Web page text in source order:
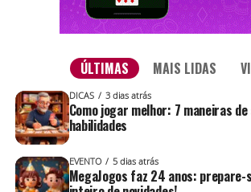
ÚLTIMAS MAIS LIDAS
DICAS 3 dias atrás
Como jogar melhor: 7 maneiras
habilidades
EVENTO 5 dias atrás
MegaJogos faz 24 anos: prepare-